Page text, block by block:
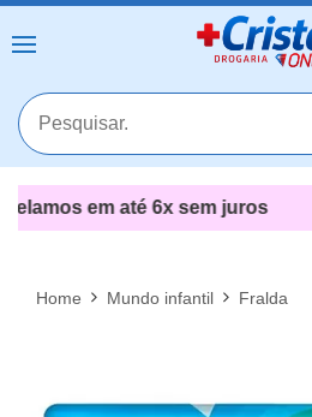
Entrega 24h* em toda a
*apenas pelo
Home Mundo infantil Fralda